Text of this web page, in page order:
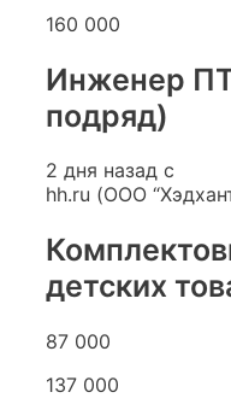
160 000
Инженер
подряд)
2 дня назад с
hh.ru (ООО
детских
87 000
137 000